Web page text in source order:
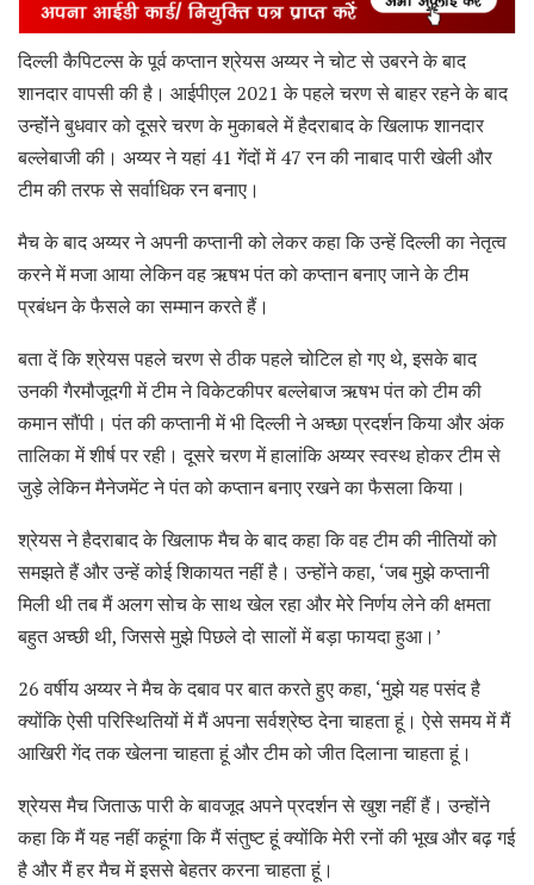
दिल्ली कैपिटल्स के पूर्व कप्तान श्रेयस अय्यर ने चोट से उबरने के बाद
शानदार वापसी की है। आईपीएल 2021 के पहले चरण से बाहर रहने के बाद
उन्होंंने बुधवार को दूसरे चरण के मुकाबले में हैदराबाद के खिलाफ शानदार
बल्लेबाजी की। अय्यर ने यहां 41 गेंदों में 47 रन की नाबाद पारी खेली और
टीम की तरफ से सर्वाधिक रन बनाए।
मैच के बाद अय्यर ने अपनी कप्तानी को लेकर कहा कि उन्हें दिल्ली का नेतृत्व
करने में मजा आया लेकिन वह ऋषभ पंत को कप्तान बनाए जाने के टीम
प्रबंधन के फैसले का सम्मान करते हैं।
बता दें कि श्रेयस पहले चरण से ठीक पहले चोटिल हो गए थे, इसके बाद
उनकी गैरमौजूदगी में टीम ने विकेटकीपर बल्लेबाज ऋषभ पंत को टीम की
कमान सौंपी। पंत की कप्तानी में भी दिल्ली ने अच्छा प्रदर्शन किया और अंक
तालिका में शीर्ष पर रही। दूसरे चरण में हालांकि अय्यर स्वस्थ होकर टीम से
जुड़े लेकिन मैनेजमेंट ने पंत को कप्तान बनाए रखने का फैसला किया।
श्रेयस ने हैदराबाद के खिलाफ मैच के बाद कहा कि वह टीम की नीतियों को
समझते हैं और उन्हें कोई शिकायत नहीं है। उन्होंने कहा, ‘जब मुझे कप्तानी
मिली थी तब मैं अलग सोच के साथ खेल रहा और मेरे निर्णय लेने की क्षमता
बहुत अच्छी थी, जिससे मुझे पिछले दो सालों में बड़ा फायदा हुआ।’
26 वर्षीय अय्यर ने मैच के दबाव पर बात करते हुए कहा, ‘मुझे यह पसंद है
क्योंकि ऐसी परिस्थितियों में मैं अपना सर्वश्रेष्ठ देना चाहता हूं। ऐसे समय में मैं
आखिरी गेंद तक खेलना चाहता हूं और टीम को जीत दिलाना चाहता हूं।
श्रेयस मैच जिताऊ पारी के बावजूद अपने प्रदर्शन से खुश नहीं हैं। उन्होंने
कहा कि मैं यह नहीं कहूंगा कि मैं संतुष्ट हूं क्योंकि मेरी रनों की भूख और बढ़ गई
है और मैं हर मैच में इससे बेहतर करना चाहता हूं।